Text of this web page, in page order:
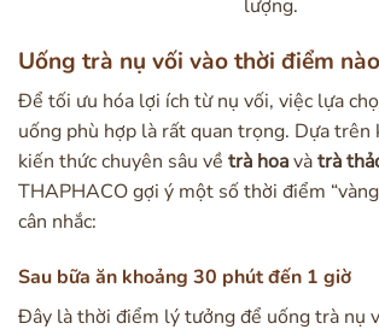
lượng.
Uống trà nụ vối vào thời điểm
Để tối ưu hóa lợi ích từ nụ vối, việc lựa
uống phù hợp là rất quan trọng. Dựa trên
kiến thức chuyên sâu về trà hoavàtrà
THAPHACO gợi ý một số thời điểm
cân nhắc:
Sau bữa ăn khoảng 30 phút đến 1 giờ
Đây là thời điểm lý tưởng để uống trà nụ